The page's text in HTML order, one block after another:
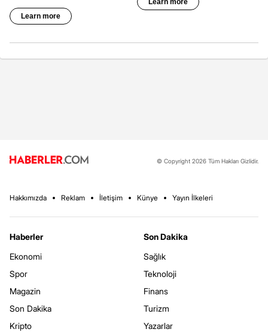
© Copyright 2026 Tüm Hakları Gizlidir.
Hakkımızda Reklam İletişim Künye Yayın İlkeleri
Haberler
Ekonomi
Spor
Magazin
Son Dakika
Kripto
Son Dakika
Sağlık
Teknoloji
Finans
Turizm
Yazarlar